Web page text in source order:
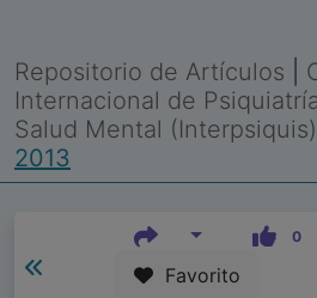
Repositorio de Artículos
Internacional de
Salud Mental (Interpsiquis)
2013
0
Favorito